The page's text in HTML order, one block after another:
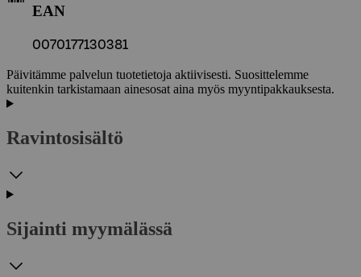
EAN
0070177130381
Päivitämme palvelun tuotetietoja aktiivisesti. Suosittelemme
kuitenkin tarkistamaan ainesosat aina myös myyntipakkauksesta.
Ravintosisältö
Sijainti myymälässä